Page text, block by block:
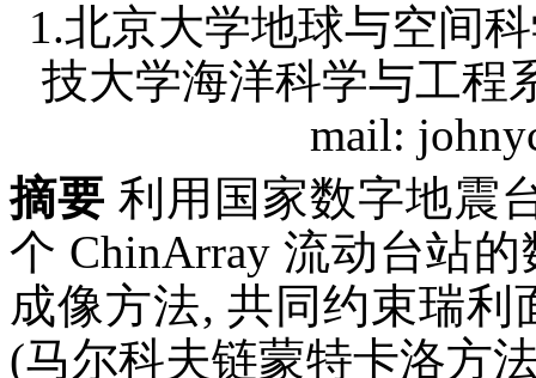
1.北京大学地球与空间
技大学海洋科学与工程
mail:
摘要 利用国家数字地震
个 ChinArray 流动台站
成像方法, 共同约束瑞
(马尔科夫链蒙特卡洛方